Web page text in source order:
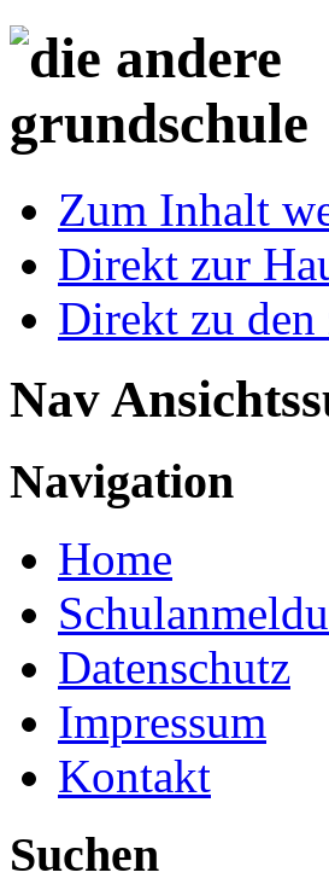
Zum Inhalt
Direkt zur
Direkt zu
Nav
Navigation
Home
Datenschutz
Impressum
Kontakt
Suchen